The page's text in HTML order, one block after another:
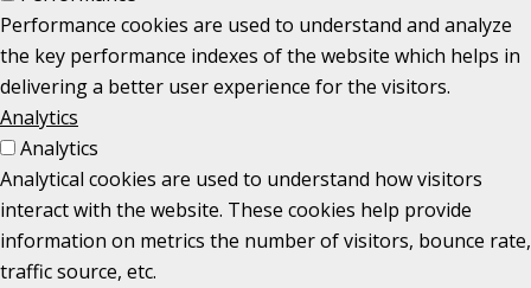
Performance cookies are used to understand and analyze
the key performance indexes of the website which helps in
delivering a better user experience for the visitors.
Analytics
Analytics
Analytical cookies are used to understand how visitors
interact with the website. These cookies help provide
information on metrics the number of visitors, bounce rate,
traffic source, etc.